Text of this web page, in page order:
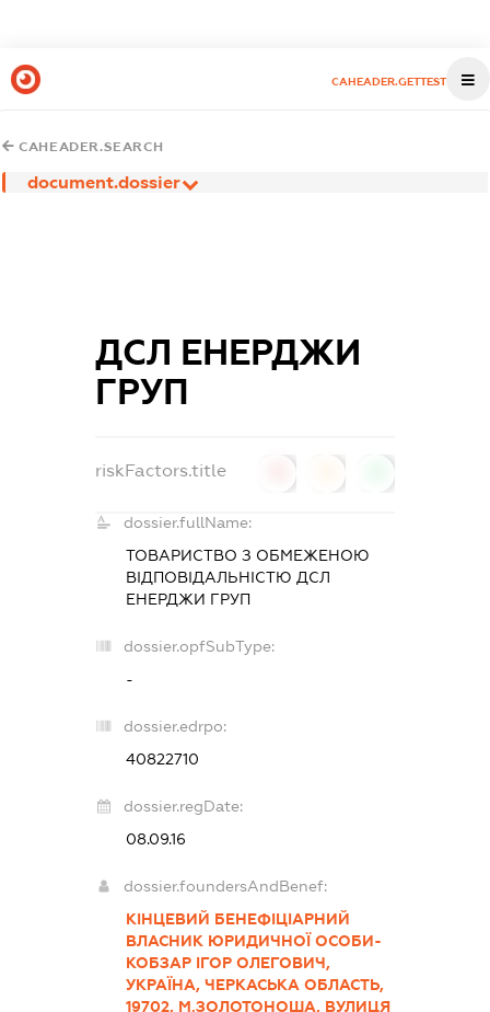
CAHEADER.GETTEST
CAHEADER.SEARCH
document.dossier
ДСЛ ЕНЕРДЖИ
ГРУП
riskFactors.title
dossier.fullName:
ТОВАРИСТВО З ОБМЕЖЕНОЮ
ВІДПОВІДАЛЬНІСТЮ ДСЛ
ЕНЕРДЖИ ГРУП
dossier.opfSubType:
-
dossier.edrpo:
40822710
dossier.regDate:
08.09.16
dossier.foundersAndBenef:
КІНЦЕВИЙ БЕНЕФІЦІАРНИЙ
ВЛАСНИК ЮРИДИЧНОЇ ОСОБИ-
КОБЗАР ІГОР ОЛЕГОВИЧ,
УКРАЇНА, ЧЕРКАСЬКА ОБЛАСТЬ,
19702, М.ЗОЛОТОНОША, ВУЛИЦЯ